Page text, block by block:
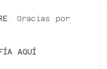
. Gracias por
AQUÍ